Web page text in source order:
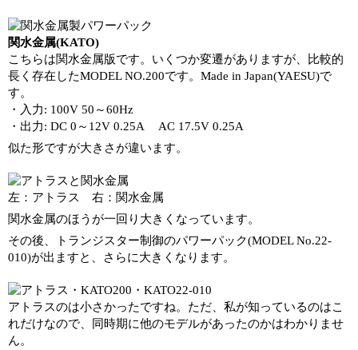
関水金属(KATO)
こちらは関水金属版です。いくつか変遷がありますが、比較的
長く存在したMODEL NO.200です。Made in Japan(YAESU)で
す。
・入力: 100V 50～60Hz
・出力: DC 0～12V 0.25A AC 17.5V 0.25A
似た形ですが大きさが違います。
左：アトラス 右：関水金属
関水金属のほうが一回り大きくなっています。
その後、トランジスター制御のパワーパック(MODEL No.22-
010)が出ますと、さらに大きくなります。
アトラスのは小さかったですね。ただ、私が知っているのはこ
れだけなので、同時期に他のモデルがあったのかはわかりませ
ん。